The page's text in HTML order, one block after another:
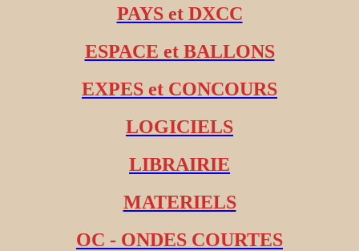
PAYS et DXCC
ESPACE et BALLONS
EXPES et CONCOURS
LOGICIELS
LIBRAIRIE
MATERIELS
OC - ONDES COURTES